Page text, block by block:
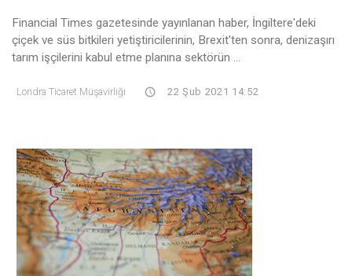
Financial Times gazetesinde yayınlanan haber, İngiltere'deki
çiçek ve süs bitkileri yetiştiricilerinin, Brexit'ten sonra, denizaşırı
tarım işçilerini kabul etme planına sektörün ...
Londra Ticaret Müşavirliği 22 Şub 2021 14:52